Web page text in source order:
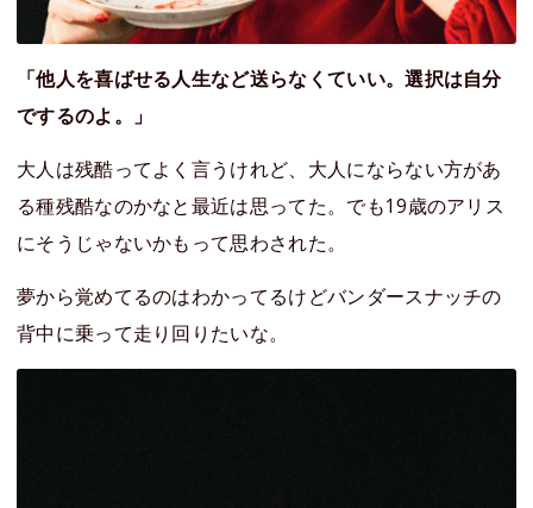
「他人を喜ばせる人生など送らなくていい。選択は自分
でするのよ。」
大人は残酷ってよく言うけれど、大人にならない方があ
る種残酷なのかなと最近は思ってた。でも19歳のアリス
にそうじゃないかもって思わされた。
夢から覚めてるのはわかってるけどバンダースナッチの
背中に乗って走り回りたいな。